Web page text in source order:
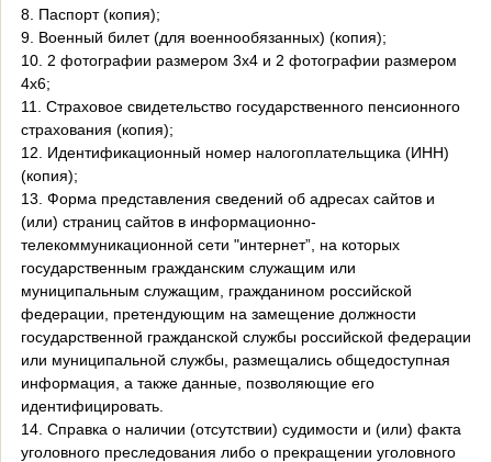
8. Паспорт (копия);
9. Военный билет (для военнообязанных) (копия);
10. 2 фотографии размером 3х4 и 2 фотографии размером
4х6;
11. Страховое свидетельство государственного пенсионного
страхования (копия);
12. Идентификационный номер налогоплательщика (ИНН)
(копия);
13. Форма представления сведений об адресах сайтов и
(или) страниц сайтов в информационно-
телекоммуникационной сети "интернет”, на которых
государственным гражданским служащим или
муниципальным служащим, гражданином российской
федерации, претендующим на замещение должности
государственной гражданской службы российской федерации
или муниципальной службы, размещались общедоступная
информация, а также данные, позволяющие его
идентифицировать.
14. Справка о наличии (отсутствии) судимости и (или) факта
уголовного преследования либо о прекращении уголовного